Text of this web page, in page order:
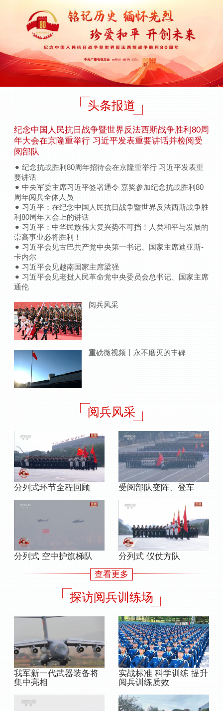
头条报道
纪念中国人民抗日战争暨世界反法西斯战争胜利80周
年大会在京隆重举行 习近平发表重要讲话并检阅受
阅部队
纪念抗战胜利80周年招待会在京隆重举行 习近平发表重
要讲话
中央军委主席习近平签署通令 嘉奖参加纪念抗战胜利80
周年阅兵全体人员
习近平：在纪念中国人民抗日战争暨世界反法西斯战争胜
利80周年大会上的讲话
习近平：中华民族伟大复兴势不可挡！人类和平与发展的
崇高事业必将胜利！
习近平会见古巴共产党中央第一书记、国家主席迪亚斯-
卡内尔
习近平会见越南国家主席梁强
习近平会见老挝人民革命党中央委员会总书记、国家主席
通伦
阅兵风采
重磅微视频丨永不磨灭的丰碑
阅兵风采
分列式环节全程回顾 受阅部队变阵、登车
分列式 空中护旗梯队
分列式 仪仗方队
查看更多
探访阅兵训练场
我军新一代武器装备将
集中亮相
实战标准 科学训练 提升
阅兵训练质效